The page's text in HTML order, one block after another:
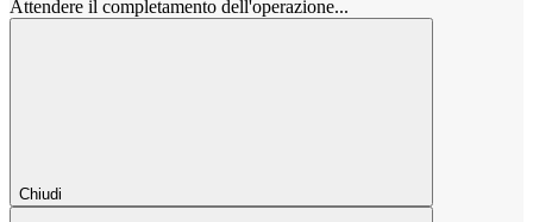
Attendere il completamento dell'operazione...
Chiudi